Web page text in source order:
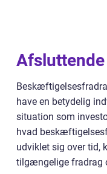
have en betydelig
situation som
hvad
udviklet sig over tid,
tilgængelige fradrag